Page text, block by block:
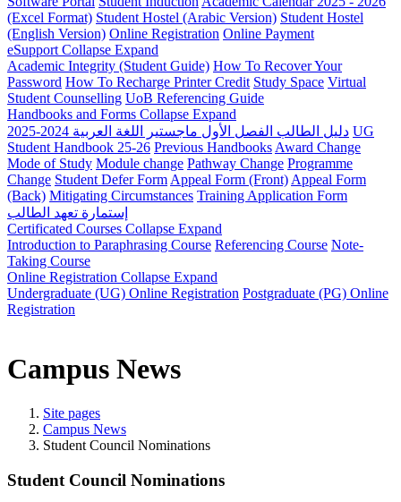
(Excel Format) Student Hostel (Arabic Version) Student Hostel
(English Version) Online Registration Online Payment
eSupport Collapse Expand
Academic Integrity (Student Guide) How To Recover Your
Password How To Recharge Printer Credit Study Space Virtual
Student Counselling UoB Referencing Guide
Handbooks and Forms Collapse Expand
دليل الطالب الفصل الأول ماجستير اللغة العربية 2024-2025 UG
Student Handbook 25-26 Previous Handbooks Award Change
Mode of Study Module change Pathway Change Programme
Change Student Defer Form Appeal Form (Front) Appeal Form
(Back) Mitigating Circumstances Training Application Form
إستمارة تعهد الطالب
Certificated Courses Collapse Expand
Introduction to Paraphrasing Course Referencing Course Note-
Taking Course
Online Registration Collapse Expand
Undergraduate (UG) Online Registration Postgraduate (PG) Online
Registration
Campus News
Site pages
Campus News
Student Council Nominations
Student Council Nominations